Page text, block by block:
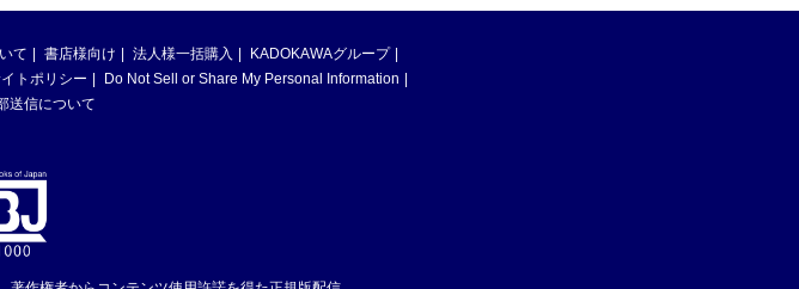
て 書店様向け 法人様一括購入
KADOKAWAグループ
トポリシー
Do Not Sell or Share My Personal Information
送信について